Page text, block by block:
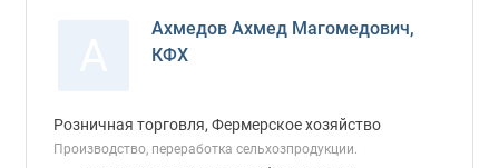
Ахмедов Ахмед Магомедович,
КФХ
Розничная торговля, Фермерское хозяйство
Производство, переработка сельхозпродукции.